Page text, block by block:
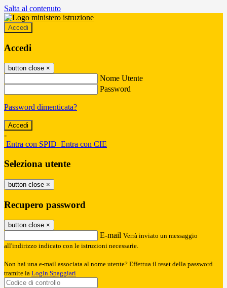
Salta al contenuto
Accedi
Accedi
button close ×
Nome Utente
Password
Password dimenticata?
-
Entra con SPID Entra con CIE
Seleziona utente
button close ×
Recupero password
button close ×
E-mail Verrà inviato un messaggio
all'indirizzo indicato con le istruzioni necessarie.
Non hai una e-mail associata al nome utente? Effettua il reset della password
tramite la Login Spaggiari